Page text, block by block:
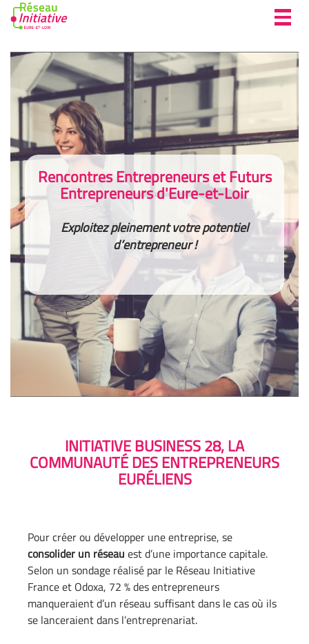
Rencontres Entrepreneurs et Futurs
Entrepreneurs d'Eure-et-Loir
Exploitez pleinement votre potentiel
d’entrepreneur !
INITIATIVE BUSINESS 28, LA
COMMUNAUTÉ DES ENTREPRENEURS
EURÉLIENS
Pour créer ou développer une entreprise, se
consolider un réseau est d’une importance capitale.
Selon un sondage réalisé par le Réseau Initiative
France et Odoxa, 72 % des entrepreneurs
manqueraient d’un réseau suffisant dans le cas où ils
se lanceraient dans l’entreprenariat.